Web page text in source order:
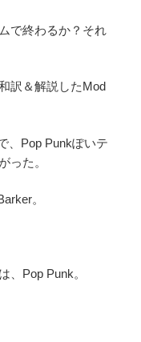
で終わるか？それ
訳＆解説したMod
、Pop Punkぽいテ
った。
。
、Pop Punk。